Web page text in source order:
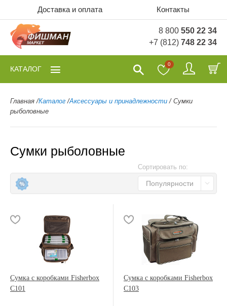
Доставка и оплата Контакты
8 800 550 22 34
+7 (812) 748 22 34
0
КАТАЛОГ
Главная /Каталог /Аксессуары и принадлежности / Сумки
рыболовные
Сумки рыболовные
Сортировать по:
Популярности
Сумка с коробками Fisherbox
C101
Сумка с коробками Fisherbox
C103